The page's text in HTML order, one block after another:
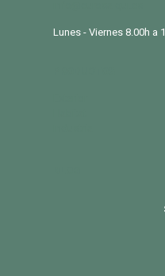
Lunes - Viernes 8.00h a